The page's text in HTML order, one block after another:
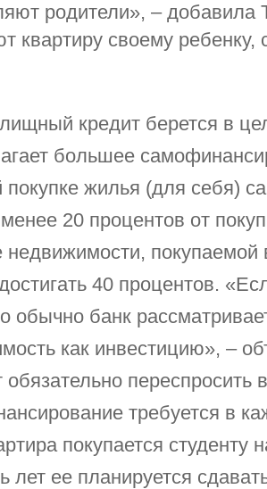
родители», – добавила
квартиру своему
кредит берется в
большее
покупке жилья (для себя)
20 процентов от
недвижимости, покупаемой
40 процентов.
обычно банк
как инвестицию», –
обязательно переспросить
требуется в
покупается студенту
лет ее планируется